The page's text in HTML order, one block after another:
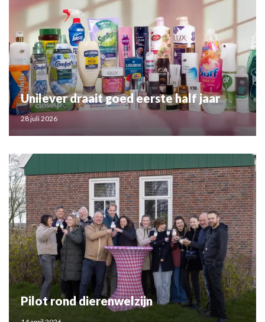
Unilever draait goed eerste half jaar
28 juli 2026
Pilot rond dierenwelzijn